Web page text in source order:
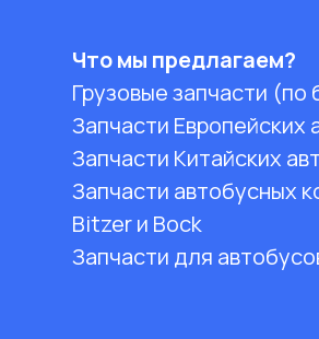
Что мы предлагаем?
Грузовые запчасти (по
Запчасти Европейских
Запчасти Китайских
Запчасти автобусных
Bitzer и Bock
Запчасти для